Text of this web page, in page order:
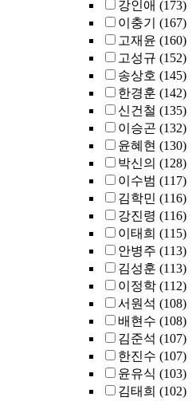
강인애 (173)
이충기
(167)
고재윤 (160)
고성규 (152)
송상호 (145)
한경훈 (142)
신건철 (135)
이승곤 (132)
윤혜현 (130)
박신의 (128)
이수범 (117)
김학민 (116)
강진령 (116)
이태희 (115)
안병주 (113)
김성훈 (113)
이정학 (112)
서원석 (108)
배현수 (108)
김준석 (107)
한진수 (107)
윤유식 (103)
김태희 (102)